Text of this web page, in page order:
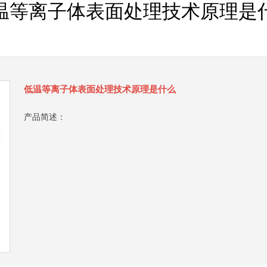
等离子体表面处理技术原理是
低温等离子体表面处理技术原理是什么
产品简述：